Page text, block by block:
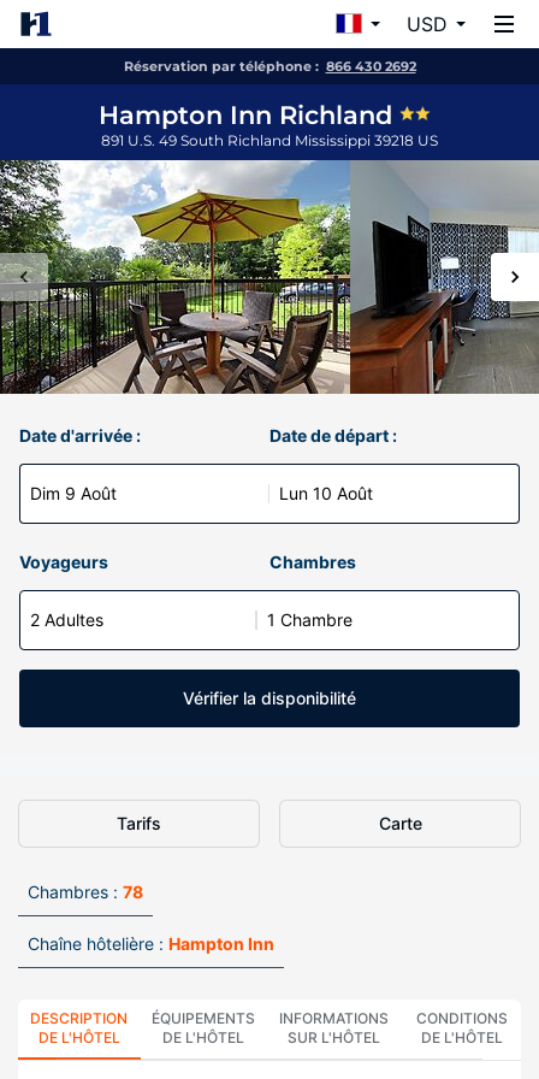
USD
Réservation par téléphone : 866 430 2692
Hampton Inn Richland
891 U.S. 49 South Richland Mississippi 39218 US
Date d'arrivée :
Dim 9 Août
Date de départ :
Lun 10 Août
Voyageurs Chambres
2 Adultes 1 Chambre
Vérifier la disponibilité
Tarifs Carte
Chambres : 78
Chaîne hôtelière : Hampton Inn
DESCRIPTION
DE L'HÔTEL
ÉQUIPEMENTS
DE L'HÔTEL
INFORMATIONS
SUR L'HÔTEL
CONDITIONS
DE L'HÔTEL